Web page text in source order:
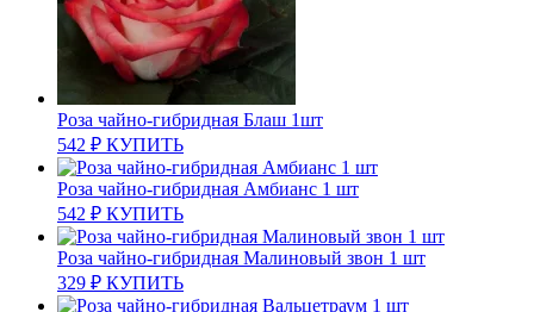
Роза чайно-гибридная Блаш 1шт
542 ₽ КУПИТЬ
Роза чайно-гибридная Амбианс 1 шт
542 ₽ КУПИТЬ
Роза чайно-гибридная Малиновый звон 1 шт
329 ₽ КУПИТЬ